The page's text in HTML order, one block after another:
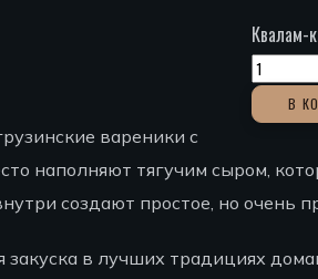
Квалам-
В
вареники с
наполняют тягучим сыром,
создают простое, но очень
закуска в лучших традициях